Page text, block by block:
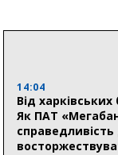
Пенсійний
на пенсії,
прифронтових
14:04
Від
Як ПАТ